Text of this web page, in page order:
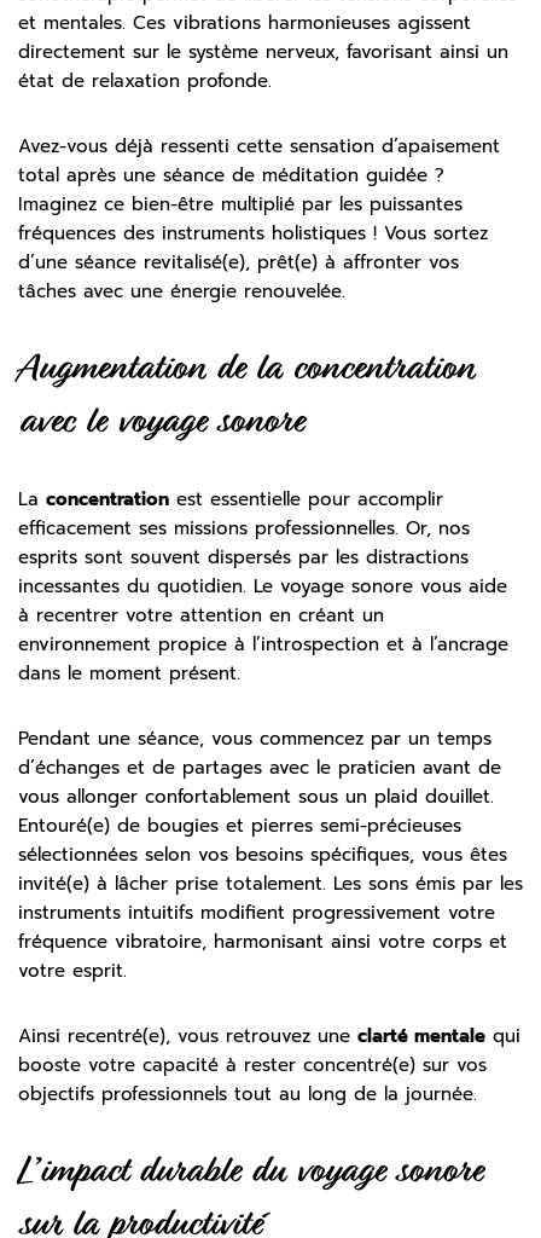
et mentales. Ces vibrations harmonieuses agissent
directement sur le système nerveux, favorisant ainsi un
état de relaxation profonde.
Avez-vous déjà ressenti cette sensation d’apaisement
total après une séance de méditation guidée ?
Imaginez ce bien-être multiplié par les puissantes
fréquences des instruments holistiques ! Vous sortez
d’une séance revitalisé(e), prêt(e) à affronter vos
tâches avec une énergie renouvelée.
Augmentation de la concentration
avec le voyage sonore
La concentration est essentielle pour accomplir
efficacement ses missions professionnelles. Or, nos
esprits sont souvent dispersés par les distractions
incessantes du quotidien. Le voyage sonore vous aide
à recentrer votre attention en créant un
environnement propice à l’introspection et à l’ancrage
dans le moment présent.
Pendant une séance, vous commencez par un temps
d’échanges et de partages avec le praticien avant de
vous allonger confortablement sous un plaid douillet.
Entouré(e) de bougies et pierres semi-précieuses
sélectionnées selon vos besoins spécifiques, vous êtes
invité(e) à lâcher prise totalement. Les sons émis par les
instruments intuitifs modifient progressivement votre
fréquence vibratoire, harmonisant ainsi votre corps et
votre esprit.
Ainsi recentré(e), vous retrouvez une clarté mentale qui
booste votre capacité à rester concentré(e) sur vos
objectifs professionnels tout au long de la journée.
L’impact durable du voyage sonore
sur la productivité